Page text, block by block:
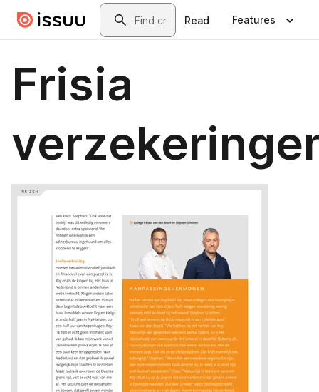
Skip to main contentSearch
Read Features
Frisia